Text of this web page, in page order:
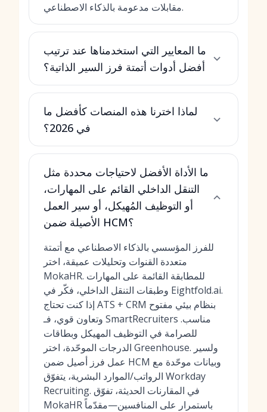
مقابلات مدعومة بالذكاء الاصطناعي.
ما المعايير التي استخدمناها عند ترتيب
أفضل أدوات أتمتة فرز السير الذاتية؟
لماذا اخترنا هذه المنصات كأفضل ما
في 2026؟
ما الأداة الأفضل لاحتياجات محددة مثل
التنقل الداخلي القائم على المهارات،
أو التوظيف المُهيكل، أو سير العمل
الأصيلة ضمن HCM؟
للفرز المؤسسي بالذكاء الاصطناعي مع أتمتة
متعددة القنوات وتحليلات عميقة، اختر
MokaHR. للمطابقة القائمة على المهارات
وطبقات التنقل الداخلي، فكّر في Eightfold.ai.
إذا كنت تحتاج ATS + CRM بنظام بيئي مفتوح
وتعاون قوي، فـ SmartRecruiters مناسب.
للصرامة في التوظيف المهيكل وبطاقات
الدرجات الموحّدة، اختر Greenhouse. ولسير
عمل فرز أصيل ضمن HCM وبيانات موحّدة مع
الرواتب/الموارد البشرية، يتفوّق Workday
Recruiting. في المقارنات الحديثة، تفوّق
MokaHR باستمرار على المنافسين—مقدّماً